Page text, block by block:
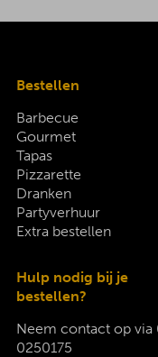
Bestellen
Barbecue
Gourmet
Tapas
Pizzarette
Dranken
Partyverhuur
Extra bestellen
Hulp nodig bij je
bestellen?
Neem contact op via
0250175